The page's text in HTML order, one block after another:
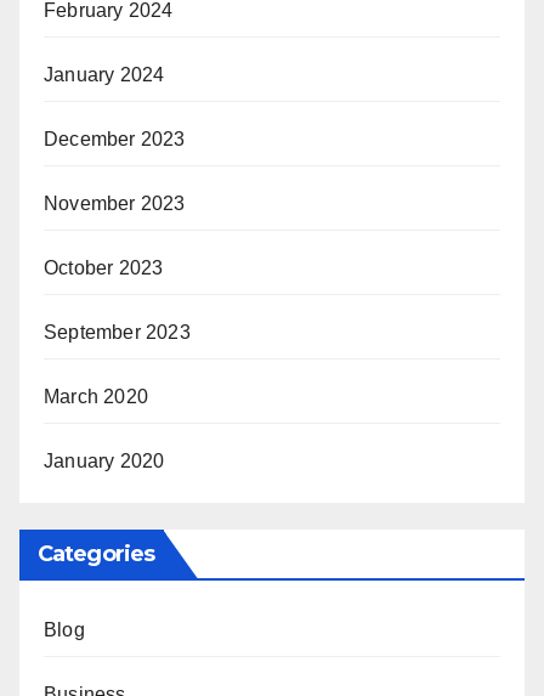
February 2024
January 2024
December 2023
November 2023
October 2023
September 2023
March 2020
January 2020
Categories
Blog